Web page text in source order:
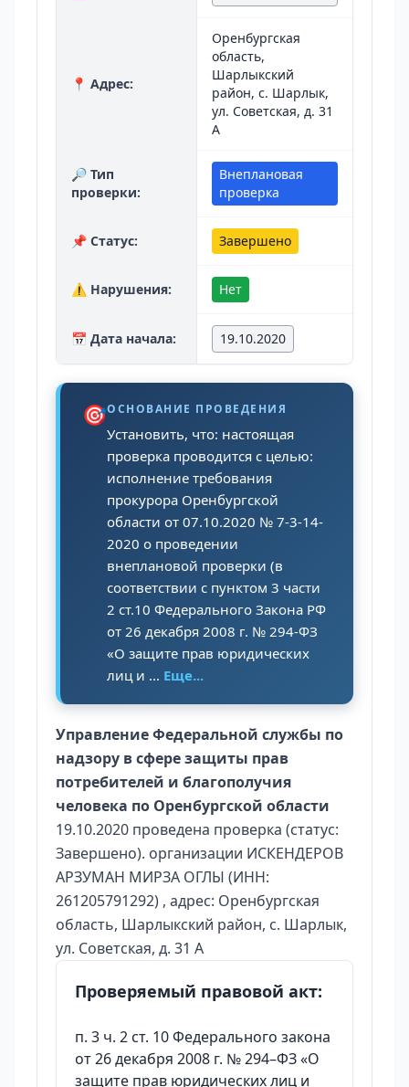
📍 Адрес:
Оренбургская
область,
Шарлыкский
район, с. Шарлык,
ул. Советская, д. 31
А
🔎 Тип
проверки:
Внеплановая
проверка
📌 Статус: Завершено
⚠️ Нарушения: Нет
📅 Дата начала: 19.10.2020
🎯ОСНОВАНИЕ ПРОВЕДЕНИЯ
Установить, что: настоящая
проверка проводится с целью:
исполнение требования
прокурора Оренбургской
области от 07.10.2020 № 7-3-14-
2020 о проведении
внеплановой проверки (в
соответствии с пунктом 3 части
2 ст.10 Федерального Закона РФ
от 26 декабря 2008 г. № 294-ФЗ
«О защите прав юридических
лиц и ... Еще...
Управление Федеральной службы по
надзору в сфере защиты прав
потребителей и благополучия
человека по Оренбургской области
19.10.2020 проведена проверка (статус:
Завершено). организации ИСКЕНДЕРОВ
АРЗУМАН МИРЗА ОГЛЫ (ИНН:
261205791292) , адрес: Оренбургская
область, Шарлыкский район, с. Шарлык,
ул. Советская, д. 31 А
Проверяемый правовой акт:
п. 3 ч. 2 ст. 10 Федерального закона
от 26 декабря 2008 г. № 294–ФЗ «О
защите прав юридических лиц и